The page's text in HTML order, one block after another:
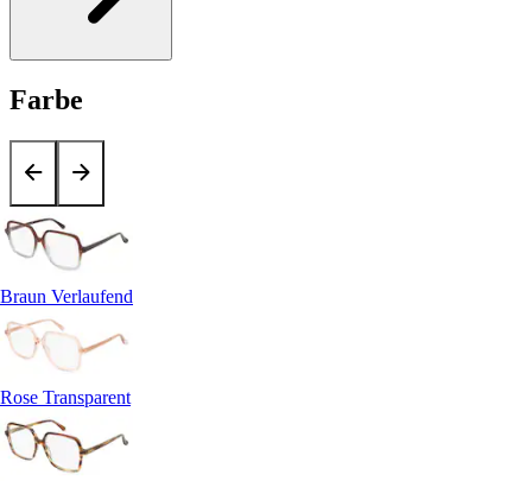
Farbe
Braun Verlaufend
Rose Transparent